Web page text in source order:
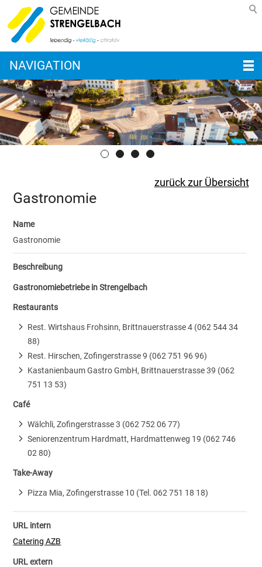
NAVIGATION
zurück zur Übersicht
Gastronomie
Name
Gastronomie
Beschreibung
Gastronomiebetriebe in Strengelbach
Restaurants
Rest. Wirtshaus Frohsinn, Brittnauerstrasse 4 (062 544 34
88)
Rest. Hirschen, Zofingerstrasse 9 (062 751 96 96)
Kastanienbaum Gastro GmbH, Brittnauerstrasse 39 (062
751 13 53)
Café
Wälchli, Zofingerstrasse 3 (062 752 06 77)
Seniorenzentrum Hardmatt, Hardmattenweg 19 (062 746
02 80)
Take-Away
Pizza Mia, Zofingerstrasse 10 (Tel. 062 751 18 18)
URL intern
Catering AZB
URL extern